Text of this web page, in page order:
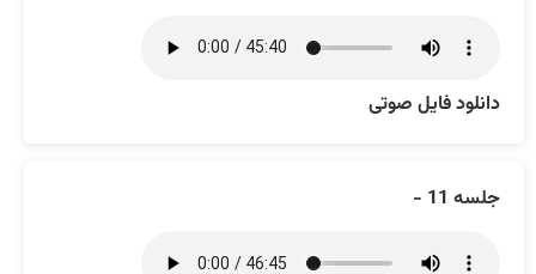
دانلود فایل صوتی
جلسه 11 -